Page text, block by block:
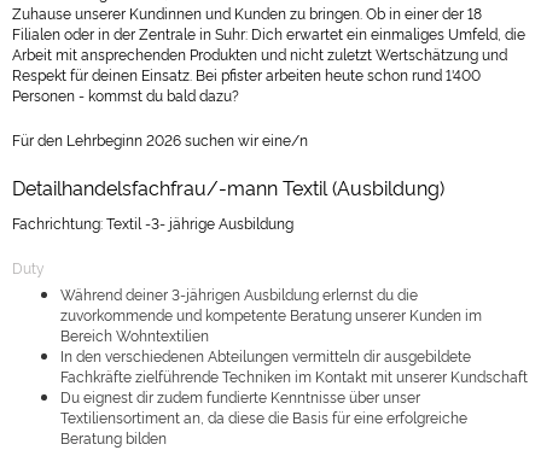
Zuhause unserer Kundinnen und Kunden zu bringen. Ob in einer der 18
Filialen oder in der Zentrale in Suhr: Dich erwartet ein einmaliges Umfeld, die
Arbeit mit ansprechenden Produkten und nicht zuletzt Wertschätzung und
Respekt für deinen Einsatz. Bei pfister arbeiten heute schon rund 1'400
Personen - kommst du bald dazu?
Für den Lehrbeginn 2026 suchen wir eine/n
Detailhandelsfachfrau/-mann Textil (Ausbildung)
Fachrichtung: Textil -3- jährige Ausbildung
Duty
Während deiner 3-jährigen Ausbildung erlernst du die
zuvorkommende und kompetente Beratung unserer Kunden im
Bereich Wohntextilien
In den verschiedenen Abteilungen vermitteln dir ausgebildete
Fachkräfte zielführende Techniken im Kontakt mit unserer Kundschaft
Du eignest dir zudem fundierte Kenntnisse über unser
Textiliensortiment an, da diese die Basis für eine erfolgreiche
Beratung bilden